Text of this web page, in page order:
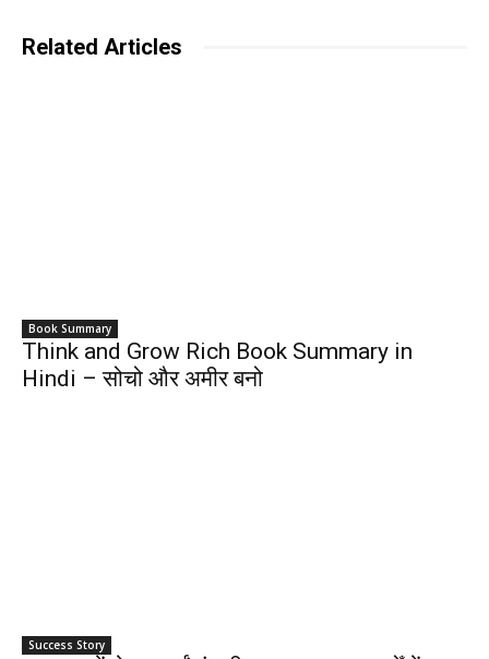
Related Articles
Book Summary
Think and Grow Rich Book Summary in
Hindi – सोचो और अमीर बनो
Success Story